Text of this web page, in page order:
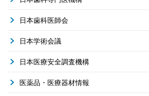
日本歯科医師会
日本学術会議
日本医療安全調査機構
医薬品・医療器材情報